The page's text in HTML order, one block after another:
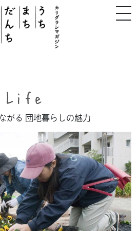
イトについて
# うち
# まち
# だんち
ちず
特集
がる 団地暮らしの魅力